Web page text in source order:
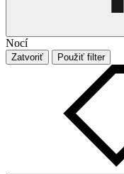
Nocí
Zatvoriť Použiť filter